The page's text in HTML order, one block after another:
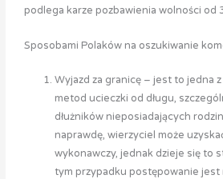
podlega karze pozbawienia wolności od
Sposobami Polaków na oszukiwanie
Wyjazd za granicę – jest to jedna
metod ucieczki od długu,
dłużników nieposiadających
naprawdę, wierzyciel może
wykonawczy, jednak dzieje się to
tym przypadku postępowanie jest